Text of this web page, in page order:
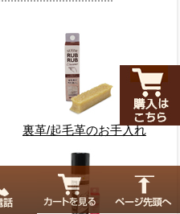
裏革/起毛革のお手入れ